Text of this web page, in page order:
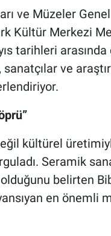
ve Müzeler
Kültür Merkezi
tarihleri
ve
kültürel
Seramik
belirten
en önemli